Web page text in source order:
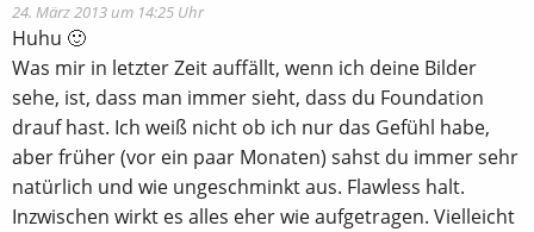
24. März 2013 um 14:25 Uhr
Huhu 🙂
Was mir in letzter Zeit auffällt, wenn ich deine Bilder
sehe, ist, dass man immer sieht, dass du Foundation
drauf hast. Ich weiß nicht ob ich nur das Gefühl habe,
aber früher (vor ein paar Monaten) sahst du immer sehr
natürlich und wie ungeschminkt aus. Flawless halt.
Inzwischen wirkt es alles eher wie aufgetragen. Vielleicht